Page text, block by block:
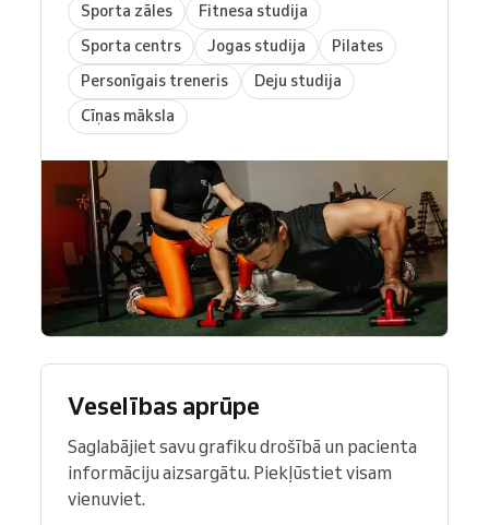
Sporta zāles
Fitnesa studija
Sporta centrs
Jogas studija
Pilates
Personīgais treneris
Deju studija
Cīņas māksla
Veselības aprūpe
Saglabājiet savu grafiku drošībā un pacienta
informāciju aizsargātu. Piekļūstiet visam
vienuviet.